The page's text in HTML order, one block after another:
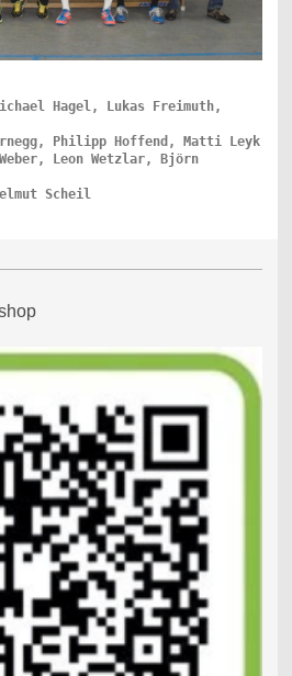
Hagel, Lukas Freimuth,
Philipp Hoffend, Matti Leyk
Leon Wetzlar, Björn
Scheil